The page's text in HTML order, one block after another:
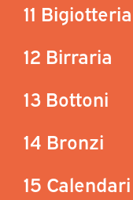
11 Bigiotteria
12 Birraria
13 Bottoni
14 Bronzi
15 Calendari